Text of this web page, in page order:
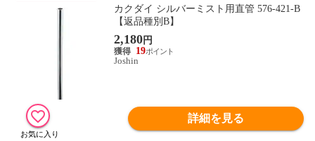
カクダイ シルバーミスト用直管 576-421-B
【返品種別B】
2,180円
19
Joshin
詳細を見る